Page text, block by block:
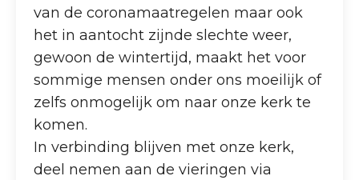
van de coronamaatregelen maar ook
het in aantocht zijnde slechte weer,
gewoon de wintertijd, maakt het voor
sommige mensen onder ons moeilijk of
zelfs onmogelijk om naar onze kerk te
komen.
In verbinding blijven met onze kerk,
deel nemen aan de vieringen via